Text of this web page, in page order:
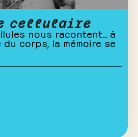
cellulaire
nous racontent… à
corps, la mémoire se